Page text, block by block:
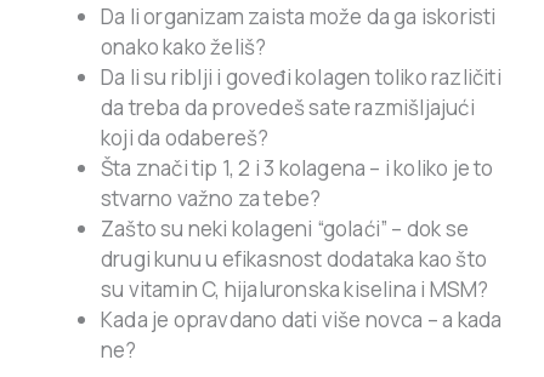
Da li organizam zaista može da ga iskoristi
onako kako želiš?
Da li su riblji i goveđi kolagen toliko različiti
da treba da provedeš sate razmišljajući
koji da odabereš?
Šta znači tip 1, 2 i 3 kolagena – i koliko je to
stvarno važno za tebe?
Zašto su neki kolageni “golaći” – dok se
drugi kunu u efikasnost dodataka kao što
su vitamin C, hijaluronska kiselina i MSM?
Kada je opravdano dati više novca – a kada
ne?